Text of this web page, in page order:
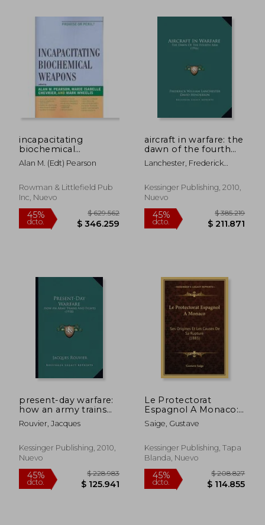
45%
dcto.
$ 419.123 45%
dcto.
$
$
incapacitating
biochemical
weapons,promise or
peril?
Alan M. (edt) Pearson
Rowman & Littlefield Pub
Inc, Nuevo
45%
dcto.
$ 629.562
$ 346.259
aircraft in warfare: the
dawn of the fourth
arm (1916) the dawn
of the fourth arm
Lanchester, Frederick
Kessinger Publishing, 2010,
Nuevo
45%
dcto.
$
$
present-day warfare:
how an army trains
and fights (1918) (en
Inglés)
Rouvier, Jacques
Kessinger Publishing, 2010,
Nuevo
Le Protectorat
Espagnol A Monaco:
Ses Origines Et Les
Causes De Sa Rupture
Saige, Gustave
Kessinger Publishing, Tapa
Blanda, Nuevo